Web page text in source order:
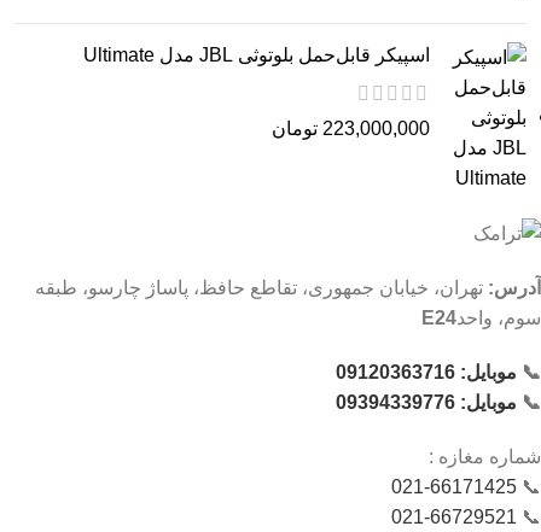
اسپیکر قابل‌حمل بلوتوثی JBL مدل Ultimate
223,000,000 تومان
آدرس: تهران، خیابان جمهوری، تقاطع حافظ، پاساژ چارسو، طبقه
سوم، واحدE24
📞 موبایل: 09120363716
📞 موبایل: 09394339776
شماره‌ مغازه :
📞
021-66171425
📞
021-66729521